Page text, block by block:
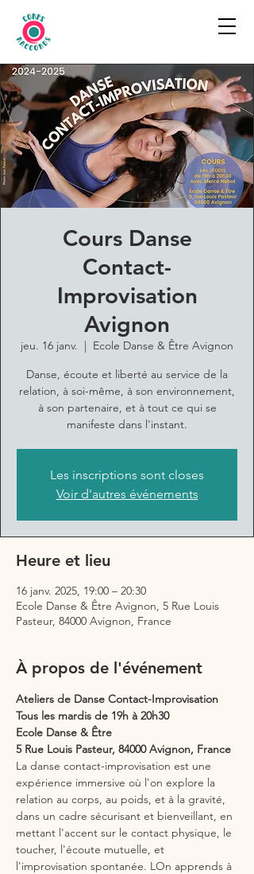
Cours Danse
Contact-
Improvisation
Avignon
jeu. 16 janv.
  |
Ecole Danse & Être Avignon
Danse, écoute et liberté au service de la
relation, à soi-même, à son environnement,
à son partenaire, et à tout ce qui se
manifeste dans l'instant.
Les inscriptions sont closes
Voir d'autres événements
Heure et lieu
16 janv. 2025, 19:00 – 20:30
Ecole Danse & Être Avignon, 5 Rue Louis
Pasteur, 84000 Avignon, France
À propos de l'événement
Ateliers de Danse Contact-Improvisation
Tous les mardis de 19h à 20h30
Ecole Danse & Être
5 Rue Louis Pasteur, 84000 Avignon, France
La danse contact-improvisation est une
expérience immersive où l'on explore la
relation au corps, au poids, et à la gravité,
dans un cadre sécurisant et bienveillant, en
mettant l'accent sur le contact physique, le
toucher, l'écoute mutuelle, et
l'improvisation spontanée. LOn apprends à